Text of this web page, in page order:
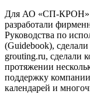
Для АО «СП-КРОН»
разработали
Руководства по
(Guidebook),
grouting.ru, сделали
протяжении
поддержку
календарей и